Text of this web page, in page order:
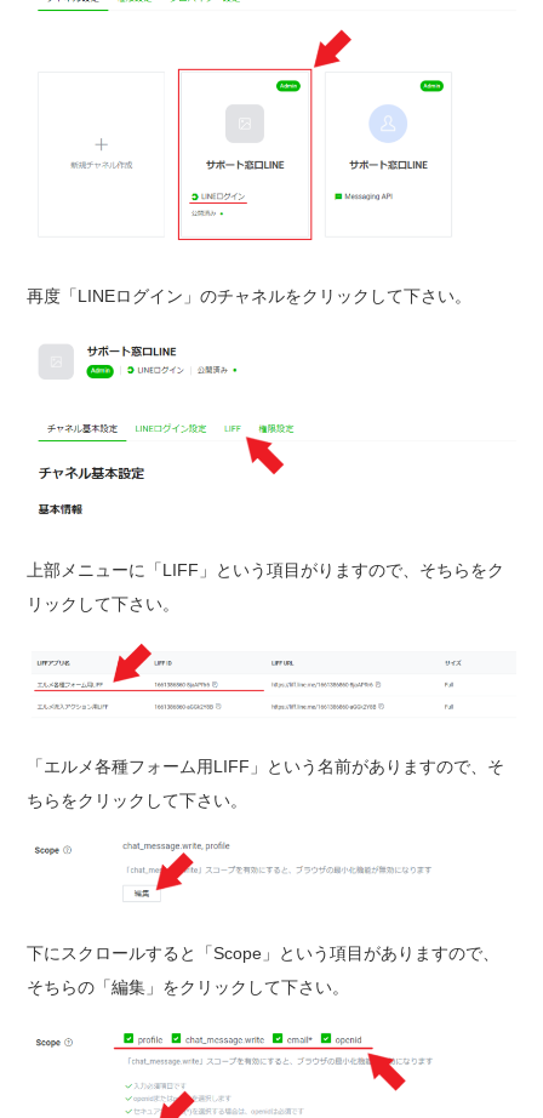
再度「LINEログイン」のチャネルをクリックして下さい。
上部メニューに「LIFF」という項目がりますので、そちらをク
リックして下さい。
「エルメ各種フォーム用LIFF」という名前がありますので、そ
ちらをクリックして下さい。
下にスクロールすると「Scope」という項目がありますので、
そちらの「編集」をクリックして下さい。